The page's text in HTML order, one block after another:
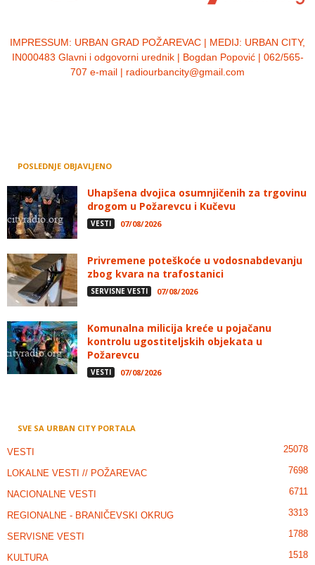
IMPRESSUM: URBAN GRAD POŽAREVAC | MEDIJ: URBAN CITY,
IN000483 Glavni i odgovorni urednik | Bogdan Popović | 062/565-
707 e-mail | radiourbancity@gmail.com
POSLEDNJE OBJAVLJENO
Uhapšena dvojica osumnjičenih za trgovinu
drogom u Požarevcu i Kučevu
VESTI 07/08/2026
Privremene poteškoće u vodosnabdevanju
zbog kvara na trafostanici
SERVISNE VESTI 07/08/2026
Komunalna milicija kreće u pojačanu
kontrolu ugostiteljskih objekata u
Požarevcu
VESTI 07/08/2026
SVE SA URBAN CITY PORTALA
VESTI 25078
LOKALNE VESTI // POŽAREVAC 7698
NACIONALNE VESTI 6711
REGIONALNE - BRANIČEVSKI OKRUG 3313
SERVISNE VESTI 1788
KULTURA 1518